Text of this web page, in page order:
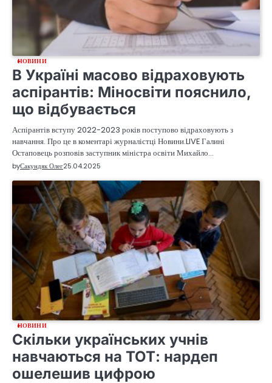
НОВИНИ
В Україні масово відраховують
аспірантів: Міносвіти пояснило,
що відбувається
Аспірантів вступу 2022-2023 років поступово відраховують з
навчання. Про це в коментарі журналістці Новини.LIVE Галині
Остаповець розповів заступник міністра освіти Михайло…
byСакундяк Олег25.04.2025
НОВИНИ
Скільки українських учнів
навчаються на ТОТ: нардеп
ошелешив цифрою